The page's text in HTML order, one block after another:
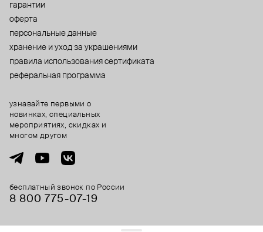
гарантии
оферта
персональные данные
хранение и уход за украшениями
правила использования сертификата
реферальная программа
бесплатный звонок по России
8 800 775⁠-07⁠-19
узнавайте первыми о
новинках, специальных
мероприятиях, скидках и
многом другом